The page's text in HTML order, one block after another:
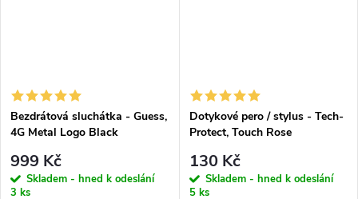
Bezdrátová sluchátka - Guess,
4G Metal Logo Black
999 Kč
Skladem - hned k odeslání
3 ks
Dotykové pero / stylus - Tech-
Protect, Touch Rose
130 Kč
Skladem - hned k odeslání
5 ks